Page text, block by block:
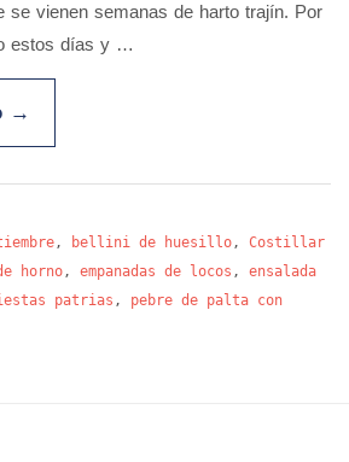
se vienen semanas de harto trajín. Por
estos días y …
→
, bellini de huesillo, Costillar
horno, empanadas de locos , ensalada
patrias , pebre de palta con